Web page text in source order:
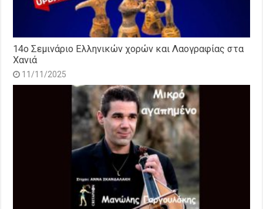
14o Σεμινάριο Ελληνικών χορών και Λαογραφίας στα
Χανιά
11/11/2025